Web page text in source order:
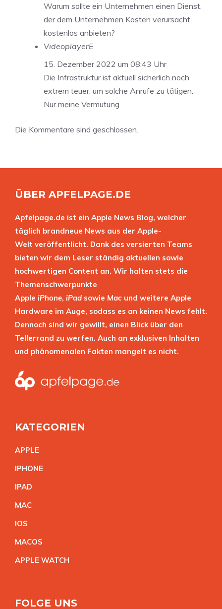
Warum sollte ein Unternehmen einen Dienst,
der dem Unternehmen Kosten verursacht,
kostenlos anbieten?
VideoplayerE
15. Dezember 2022 um 08:43 Uhr
Die Infrastruktur ist aktuell sicherlich noch
extrem teuer, um solche Anrufe zu tätigen.
Nur meine Vermutung
Die Kommentare sind geschlossen.
ÜBER APFELPAGE.DE
Apfelpage.de ist ein Apple News Blog, welcher
täglich brandneue News aus der Apple-
Welt veröffentlicht. Dank des versierten Teams
bieten wir dem Leser ständig aktuellen sowie
hochwertigen Content an. Wir halten stets die
Themenschwerpunkte
Apple iPhone, iPad sowie Mac und weitere Apple
Hardware im Auge, sodass es an keinen News fehlt.
Dennoch sind wir gewillt, einen Blick über den
Tellerrand zu werfen. Auch an exklusiven Inhalten
und phänomenalen Fakten mangelt es nicht.
KATEGORIEN
APPLE
IPHONE
IPAD
MAC
IOS
MACOS
APPLE WATCH
FOLGE UNS